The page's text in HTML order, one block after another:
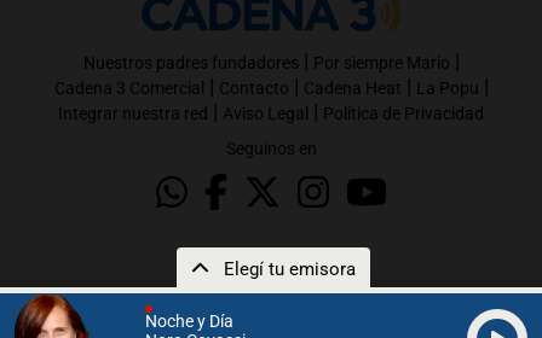
Noche y Día
Elegí tu emisora
Nuestros padres fundadores | Por siempre Mario |
Cadena 3 Comercial | Contacto | Cadena Heat | La Popu |
Integrar nuestra red | Aviso Legal | Política de Privacidad
Seguinos en